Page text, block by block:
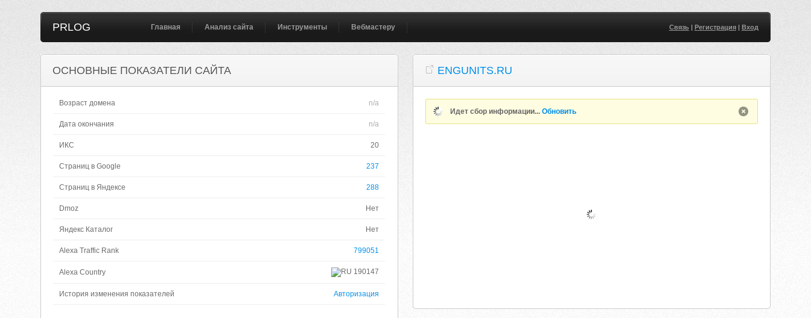
PRLOG Главная Анализ сайта Инструменты Вебмастеру Связь| Регистрация| Вход
ОСНОВНЫЕ ПОКАЗАТЕЛИ САЙТА
Возраст домена n/a
Дата окончания n/a
ИКС 20
Страниц в Google 237
Страниц в Яндексе 288
Dmoz Нет
Яндекс Каталог Нет
Alexa Traffic Rank 799051
Alexa Country 190147
История изменения показателей Авторизация
ENGUNITS.RU
Идет сбор информации...Обновить